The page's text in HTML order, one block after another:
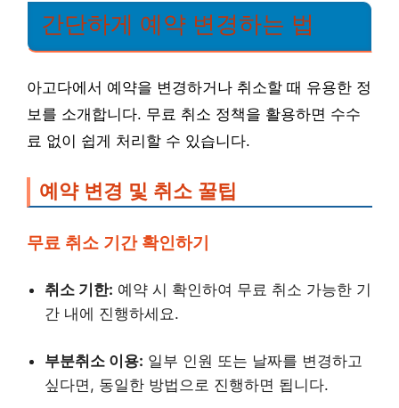
간단하게 예약 변경하는 법
아고다에서 예약을 변경하거나 취소할 때 유용한 정
보를 소개합니다. 무료 취소 정책을 활용하면 수수
료 없이 쉽게 처리할 수 있습니다.
예약 변경 및 취소 꿀팁
무료 취소 기간 확인하기
취소 기한: 예약 시 확인하여 무료 취소 가능한 기
간 내에 진행하세요.
부분취소 이용: 일부 인원 또는 날짜를 변경하고
싶다면, 동일한 방법으로 진행하면 됩니다.